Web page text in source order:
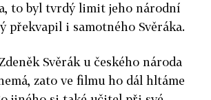
to byl tvrdý limit jeho národní
překvapil i samotného Svěráka.
Svěrák u českého národa
zato ve filmu ho dál hltáme